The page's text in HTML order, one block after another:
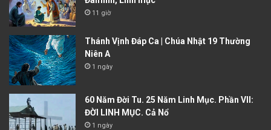
11 giờ
Thánh Vịnh Đáp Ca | Chúa Nhật 19 Thường
Niên A
1 ngày
60 Năm Đời Tu. 25 Năm Linh Mục. Phần VII:
ĐỜI LINH MỤC. Cả Nổ
1 ngày